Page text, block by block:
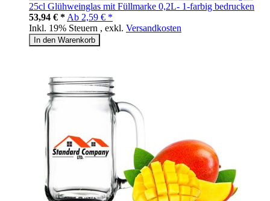
25cl Glühweinglas mit Füllmarke 0,2L- 1-farbig bedrucken
53,94 € * Ab 2,59 € *
Inkl. 19% Steuern , exkl. Versandkosten
In den Warenkorb